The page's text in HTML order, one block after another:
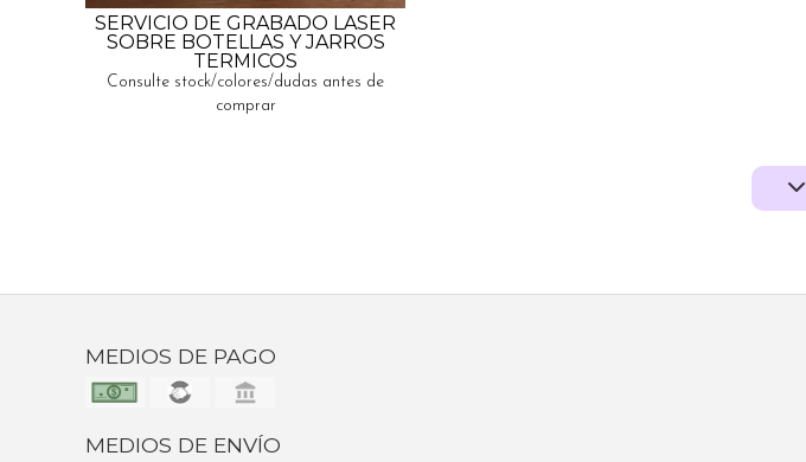
SERVICIO DE GRABADO LASER
SOBRE BOTELLAS Y JARROS
TERMICOS
Consulte stock/colores/dudas antes de
comprar
MEDIOS DE PAGO
MEDIOS DE ENVÍO